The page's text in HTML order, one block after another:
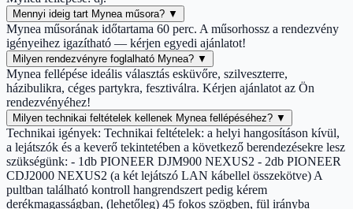
Mennyi ideig tart Mynea műsora? ▼
Mynea műsorának időtartama 60 perc. A műsorhossz a rendezvény
igényeihez igazítható — kérjen egyedi ajánlatot!
Milyen rendezvényre foglalható Mynea? ▼
Mynea fellépése ideális választás esküvőre, szilveszterre,
házibulikra, céges partykra, fesztiválra. Kérjen ajánlatot az Ön
rendezvényéhez!
Milyen technikai feltételek kellenek Mynea fellépéséhez? ▼
Technikai igények: Technikai feltételek: a helyi hangosításon kívül,
a lejátszók és a keverő tekintetében a következő berendezésekre lesz
szükségünk: - 1db PIONEER DJM900 NEXUS2 - 2db PIONEER
CDJ2000 NEXUS2 (a két lejátszó LAN kábellel összekötve) A
pultban található kontroll hangrendszert pedig kérem
derékmagasságban, (lehetőleg) 45 fokos szögben, fül irányba